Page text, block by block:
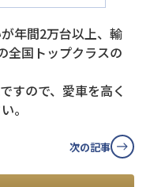
年間2万台以上、輸
全国トップクラスの
すので、愛車を高く
。
次の記事